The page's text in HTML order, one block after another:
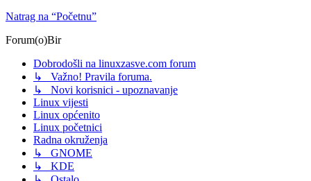
Natrag na “Početnu”
Forum(o)Bir
Dobrodošli na linuxzasve.com forum
↳ Važno! Pravila foruma.
↳ Novi korisnici - upoznavanje
Linux vijesti
Linux općenito
Linux početnici
Radna okruženja
↳ GNOME
↳ KDE